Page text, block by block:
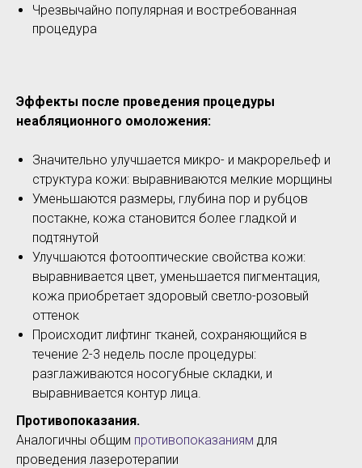
Чрезвычайно популярная и востребованная
процедура
Эффекты после проведения процедуры
неабляционного омоложения:
Значительно улучшается микро- и макрорельеф и
структура кожи: выравниваются мелкие морщины
Уменьшаются размеры, глубина пор и рубцов
постакне, кожа становится более гладкой и
подтянутой
Улучшаются фотооптические свойства кожи:
выравнивается цвет, уменьшается пигментация,
кожа приобретает здоровый светло-розовый
оттенок
Происходит лифтинг тканей, сохраняющийся в
течение 2-3 недель после процедуры:
разглаживаются носогубные складки, и
выравнивается контур лица.
Противопоказания.
Аналогичны общим противопоказаниям для
проведения лазеротерапии